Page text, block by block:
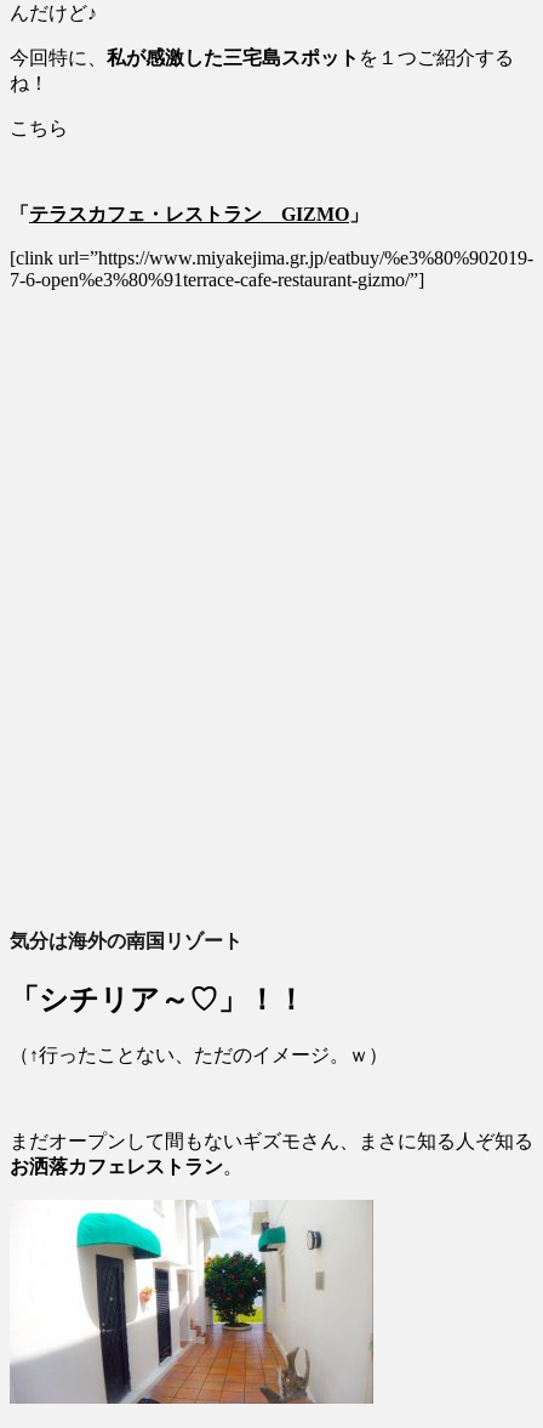
んだけど♪
今回特に、 私が感激した三宅島スポット を１つご紹介する
ね！
こちら
「 テラスカフェ・レストラン GIZMO 」
[clink url=”https://www.miyakejima.gr.jp/eatbuy/%e3%80%902019-
7-6-open%e3%80%91terrace-cafe-restaurant-gizmo/”]
気分は海外の南国リゾート
「シチリア～♡」！！
（↑行ったことない、ただのイメージ。ｗ）
まだオープンして間もないギズモさん、まさに知る人ぞ知る
お洒落カフェレストラン。